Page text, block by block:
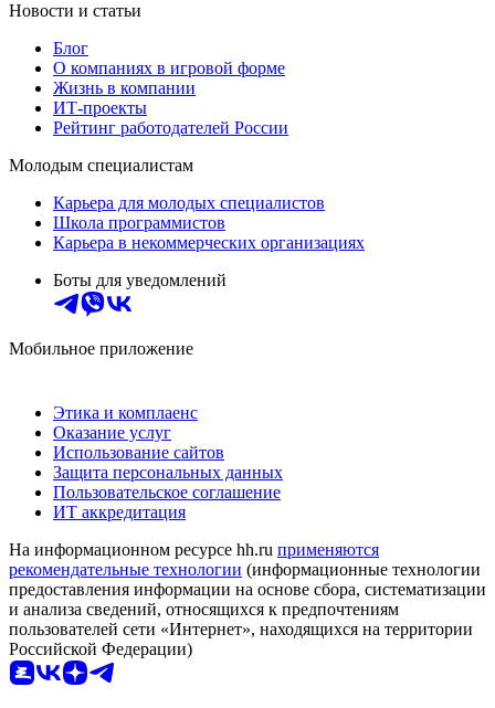
Новости и статьи
Блог
О компаниях в игровой форме
Жизнь в компании
ИТ-проекты
Рейтинг работодателей России
Молодым специалистам
Карьера для молодых специалистов
Школа программистов
Карьера в некоммерческих организациях
Боты для уведомлений
Мобильное приложение
Этика и комплаенс
Оказание услуг
Использование сайтов
Защита персональных данных
Пользовательское соглашение
ИТ аккредитация
На информационном ресурсе hh.ru применяются
рекомендательные технологии (информационные технологии
предоставления информации на основе сбора, систематизации
и анализа сведений, относящихся к предпочтениям
пользователей сети «Интернет», находящихся на территории
Российской Федерации)